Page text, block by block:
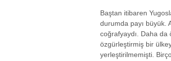
Baştan itibaren
durumda payı büyük.
coğrafyaydı. Daha
özgürleştirmiş bir
yerleştirilmemişti.